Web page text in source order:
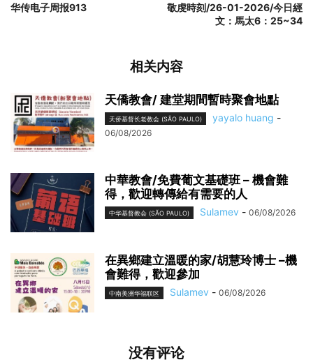
华传电子周报913
敬虔時刻/26-01-2026/今日經
文：馬太6：25~34
相关内容
天僑教會/ 建堂期間暫時聚會地點
天侨基督长老教会 (SÃO PAULO) yayalo huang -
06/08/2026
中華教會/免費葡文基礎班 – 機會難
得，歡迎轉傳給有需要的人
中华基督教会 (SÃO PAULO) Sulamev - 06/08/2026
在異鄉建立溫暖的家/胡慧玲博士 –機
會難得，歡迎參加
中南美洲华福联区 Sulamev - 06/08/2026
没有评论